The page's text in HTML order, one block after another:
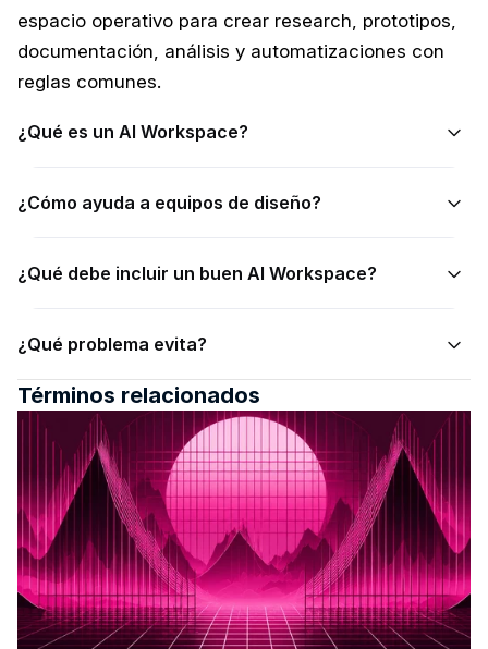
espacio operativo para crear research, prototipos,
documentación, análisis y automatizaciones con
reglas comunes.
¿Qué es un AI Workspace?
¿Cómo ayuda a equipos de diseño?
¿Qué debe incluir un buen AI Workspace?
¿Qué problema evita?
Términos relacionados